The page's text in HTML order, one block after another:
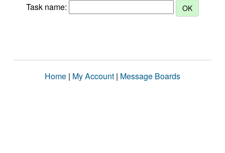
Task name:
Home | My Account | Message Boards